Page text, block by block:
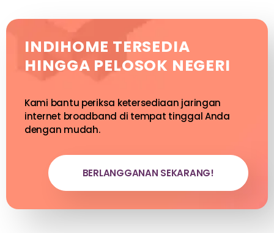
INDIHOME TERSEDIA
HINGGA PELOSOK NEGERI
Kami bantu periksa ketersediaan jaringan
internet broadband di tempat tinggal Anda
dengan mudah.
BERLANGGANAN SEKARANG!